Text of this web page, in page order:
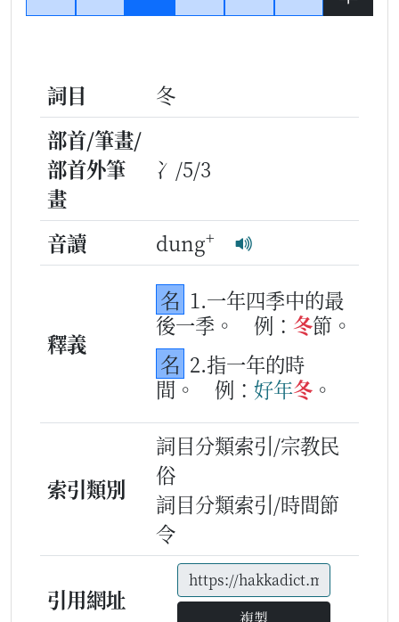
詞目
冬
部首/筆畫/
部首外筆
畫
冫/5/3
音讀 dung+
釋義
名 1.一年四季中的最
後一季。
例： 冬節。
名 2.指一年的時
間。
例： 好年冬 。
索引類別
詞目分類索引/宗教民
俗
詞目分類索引/時間節
令
引用網址